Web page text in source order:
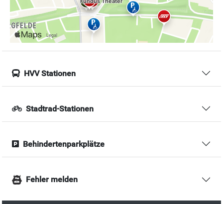
HVV Stationen
Stadtrad-Stationen
Behindertenparkplätze
Fehler melden